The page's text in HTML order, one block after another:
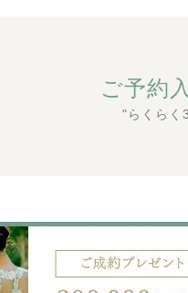
ご予約
"らくらく